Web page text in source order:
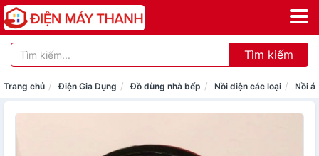
Tìm kiếm
Trang chủ Điện Gia Dụng Đồ dùng nhà bếp Nồi điện các loại Nồi